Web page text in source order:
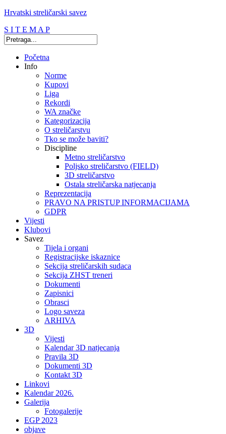
Hrvatski streličarski savez
S I T E M A P
Početna
Info
Norme
Kupovi
Liga
Rekordi
WA značke
Kategorizacija
O streličarstvu
Tko se može baviti?
Discipline
Metno streličarstvo
Poljsko streličarstvo (FIELD)
3D streličarstvo
Ostala streličarska natjecanja
Reprezentacija
PRAVO NA PRISTUP INFORMACIJAMA
GDPR
Vijesti
Klubovi
Savez
Tijela i organi
Registracijske iskaznice
Sekcija streličarskih sudaca
Sekcija ZHST treneri
Dokumenti
Zapisnici
Obrasci
Logo saveza
ARHIVA
3D
Vijesti
Kalendar 3D natjecanja
Pravila 3D
Dokumenti 3D
Kontakt 3D
Linkovi
Kalendar 2026.
Galerija
Fotogalerije
EGP 2023
objave